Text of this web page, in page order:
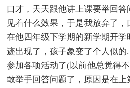
口才，天天跟他讲上课要举回
见着什么效果，于是我放弃了
在他四年级下学期的新学期开
迹出现了，孩子象变了个人似
参加各项活动了(以前他总觉得
敢举手回答问题了，原因是在上